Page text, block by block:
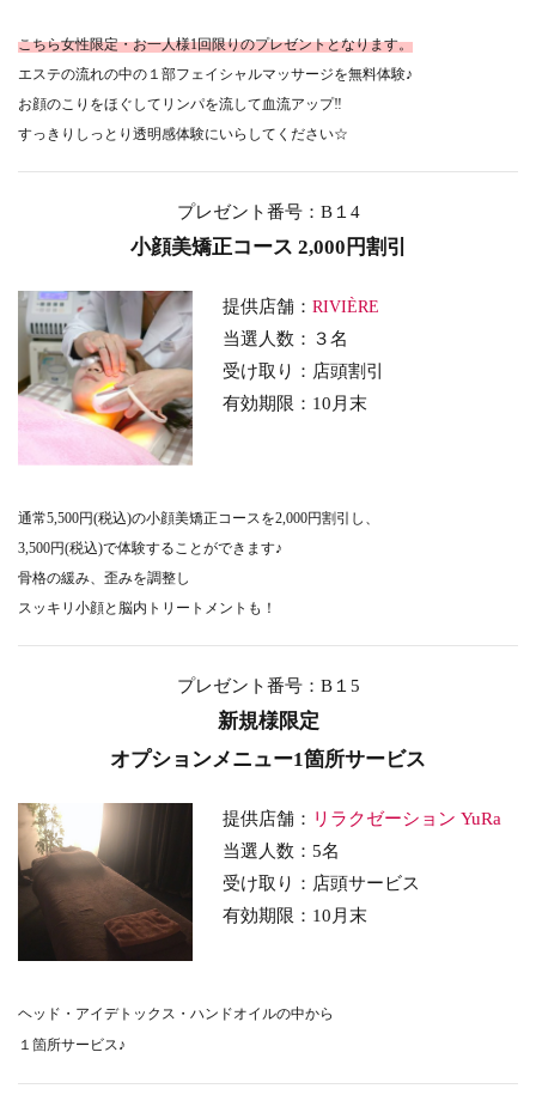
こちら女性限定・お一人様1回限りのプレゼントとなります。
エステの流れの中の１部フェイシャルマッサージを無料体験♪
お顔のこりをほぐしてリンパを流して血流アップ‼
すっきりしっとり透明感体験にいらしてください☆
プレゼント番号：B１4
小顔美矯正コース 2,000円割引
提供店舗：RIVIÈRE
当選人数：３名
受け取り：店頭割引
有効期限：10月末
通常5,500円(税込)の小顔美矯正コースを2,000円割引し、
3,500円(税込)で体験することができます♪
骨格の緩み、歪みを調整し
スッキリ小顔と脳内トリートメントも！
プレゼント番号：B１5
新規様限定
オプションメニュー1箇所サービス
提供店舗： リラクゼーション YuRa
当選人数：5名
受け取り：店頭サービス
有効期限：10月末
ヘッド・アイデトックス・ハンドオイルの中から
１箇所サービス♪